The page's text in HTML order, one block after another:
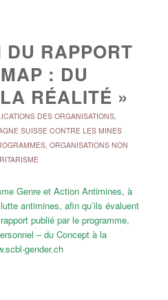
DU RAPPORT
: DU
RÉALITÉ »
DES ORGANISATIONS,
SUISSE CONTRE LES MINES
, ORGANISATIONS NON
Genre et Action Antimines, à
antimines, afin qu’ils évaluent
publié par le programme,
– du Concept à la
gender.ch